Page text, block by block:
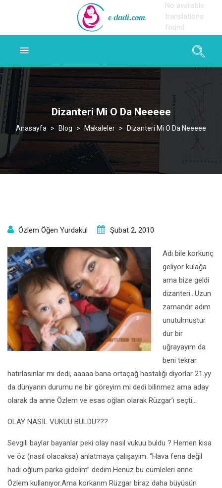
Dizanteri Mi O Da Neeeee
> Blog > Makaleler > Dizanteri Mi O Da Neeeee
Özlem Öğen Yurdakul Şubat 2, 2010
Adı bile korkunç
geliyor kulağa
ama bize geldi
dizanteri…Uzun
zamandır adım
unutulmuştur
dur bir
uğrayayım da
beni tekrar
hatırlasınlar mı dedi, aaaaa bana ortaçağ hastalığı diyorlar 21.yy
da dünyanın durumu ne bir göreyim mi dedi bilinmez ama aday
olarak da anne Özlem ve esas oğlan olarak Rüzgar’ı seçti…
OLAY NASIL VUKUU BULDU???
Sevgili baylar bayanlar peki olay nasıl vukuu buldu ? Hemen kısa
ve öz (nasıl olacaksa) anlatmaya çalışayım. “Hava fena değil
hadi oğlum parka gidelim” dedim.Henüz bu cümleleri anne
Özlem kullanıyor.Ama korkarım Rüzgar biraz daha büyüsün
No available
translations
found